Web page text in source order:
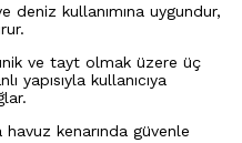
deniz kullanımına uygundur,
ve tayt olmak üzere üç
yapısıyla kullanıcıya
havuz kenarında güvenle